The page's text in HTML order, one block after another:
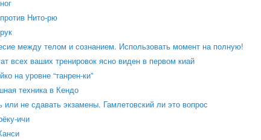
Нито-рю
между телом и сознанием. Использовать момент на полную!
всех ваших тренировок ясно виден в первом киай
на уровне “танрен-ки”
техника в Кендо
или не сдавать экзамены. Гамлетовский ли это вопрос
ичи